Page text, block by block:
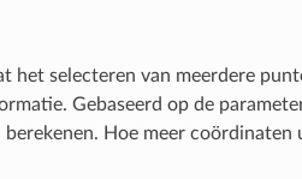
het selecteren van meerdere
Gebaseerd op de
Hoe meer